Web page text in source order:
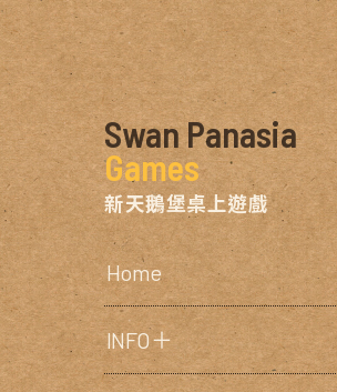
Swan Panasia
Games
新天鵝堡桌上遊戲
Home
INFO＋